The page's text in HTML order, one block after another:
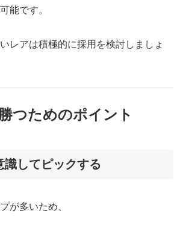
能です。
レアは積極的に採用を検討しましょ
つためのポイント
識してピックする
が多いため、